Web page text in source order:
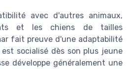
avec d'autres animaux,
et les chiens de tailles
fait preuve d'une adaptabilité
socialisé dès son plus jeune
développe généralement une